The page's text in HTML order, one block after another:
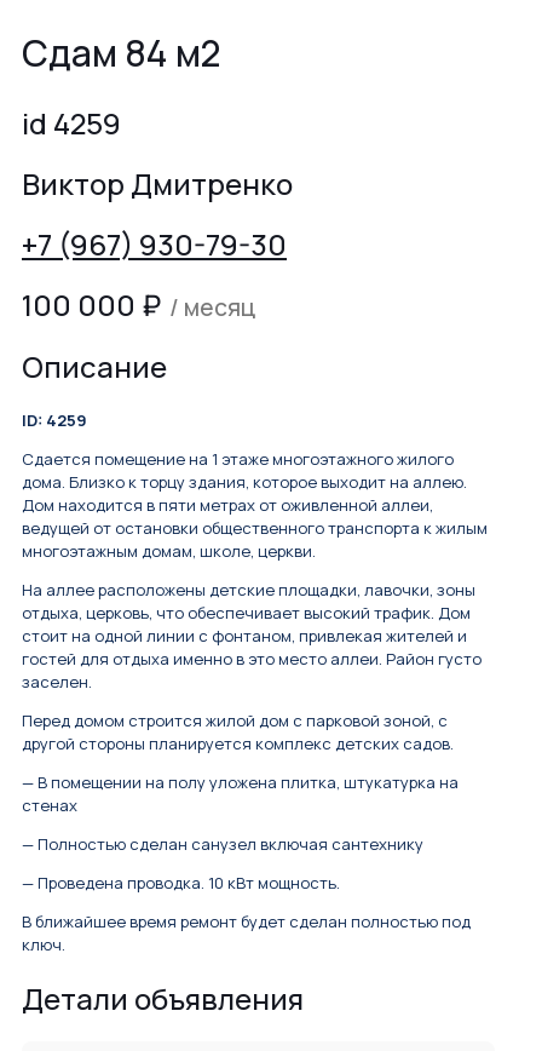
Сдам 84 м2
id 4259
Виктор Дмитренко
+7 (967) 930-79-30
100 000 ₽ / месяц
Описание
ID: 4259
Сдается помещение на 1 этаже многоэтажного жилого
дома. Близко к торцу здания, которое выходит на аллею.
Дом находится в пяти метрах от оживленной аллеи,
ведущей от остановки общественного транспорта к жилым
многоэтажным домам, школе, церкви.
На аллее расположены детские площадки, лавочки, зоны
отдыха, церковь, что обеспечивает высокий трафик. Дом
стоит на одной линии с фонтаном, привлекая жителей и
гостей для отдыха именно в это место аллеи. Район густо
заселен.
Перед домом строится жилой дом с парковой зоной, с
другой стороны планируется комплекс детских садов.
— В помещении на полу уложена плитка, штукатурка на
стенах
— Полностью сделан санузел включая сантехнику
— Проведена проводка. 10 кВт мощность.
В ближайшее время ремонт будет сделан полностью под
ключ.
Детали объявления